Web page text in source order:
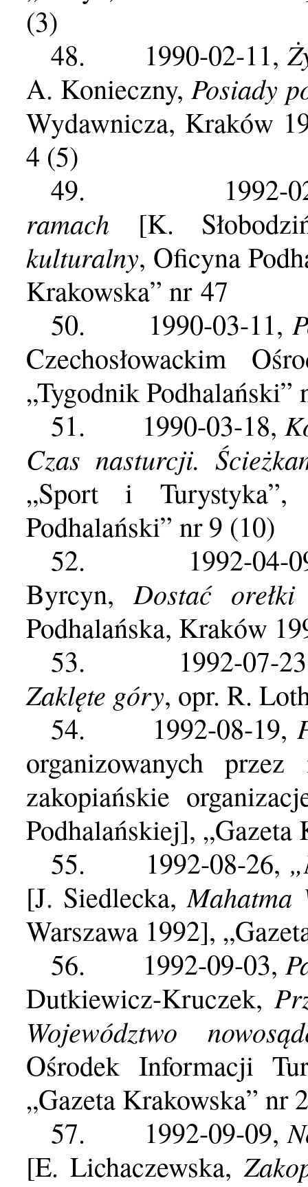
(3)
48.
1990-02-11,
A. Konieczny,Posiady
Wydawnicza, Kraków
4 (5)
49.
1992-
ramach [K.
kulturalny, Oficyna
Krakowska” nr 47
50.
1990-03-11,
Czechosłowackim
„Tygodnik Podhalański”
51.
1990-03-18,
Czas nasturcji.
„Sport i Turystyka”,
Podhalański” nr 9 (10)
52.
1992-04-
Byrcyn,Dostać
Podhalańska, Kraków
53.
1992-07-
Zaklęte góry, opr. R.
54.
1992-08-19,
organizowanych
zakopiańskie
Podhalańskiej], „Gazeta
55.
1992-08-26,
[J. Siedlecka,Mahatma
Warszawa 1992],
56.
1992-09-03,
Dutkiewicz-Kruczek,
Województwo
Ośrodek Informacji
„Gazeta Krakowska” nr
57.
1992-09-09,
[E. Lichaczewska,